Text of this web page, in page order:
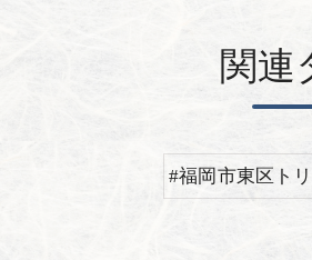
関連
#福岡市東区ト